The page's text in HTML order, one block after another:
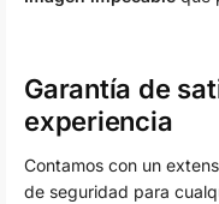
Garantía de
experiencia
Contamos con un
de seguridad para